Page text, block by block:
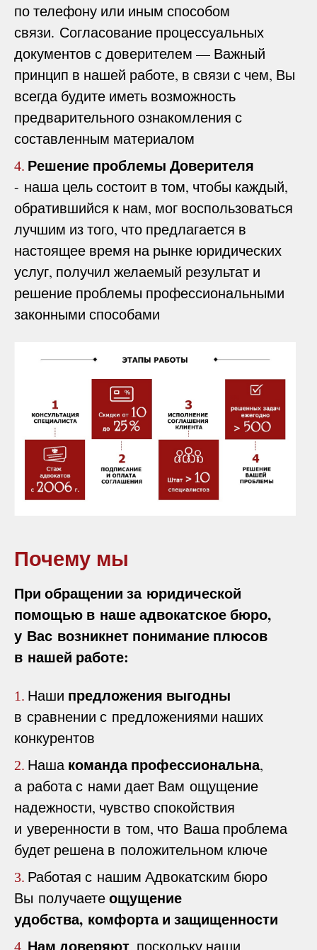
по телефону или иным способом
связи. Согласование процессуальных
документов с доверителем — Важный
принцип в нашей работе, в связи с чем, Вы
всегда будите иметь возможность
предварительного ознакомления с
составленным материалом
4. Решение проблемы Доверителя
- наша цель состоит в том, чтобы каждый,
обратившийся к нам, мог воспользоваться
лучшим из того, что предлагается в
настоящее время на рынке юридических
услуг, получил желаемый результат и
решение проблемы профессиональными
законными способами
Почему мы
При обращении за юридической
помощью в наше адвокатское бюро,
у Вас возникнет понимание плюсов
в нашей работе:
1. Наши предложения выгодны
в сравнении с предложениями наших
конкурентов
2. Нашакоманда профессиональна,
а работа с нами дает Вам ощущение
надежности, чувство спокойствия
и уверенности в том, что Ваша проблема
будет решена в положительном ключе
3. Работая с нашим Адвокатским бюро
Вы получаетеощущение
удобства, комфорта и защищенности
4.